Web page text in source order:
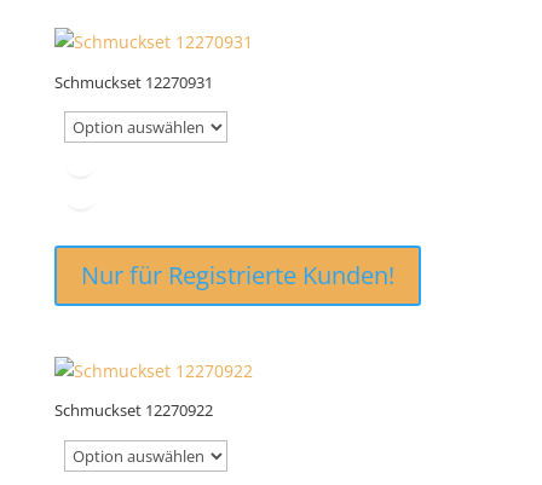
Schmuckset 12270931
Nur für Registrierte Kunden!
Schmuckset 12270922